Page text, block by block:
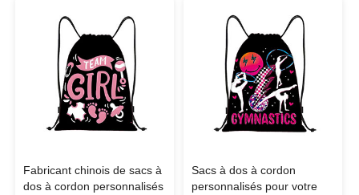
Fabricant chinois de sacs à
dos à cordon personnalisés
Sacs à dos à cordon
personnalisés pour votre